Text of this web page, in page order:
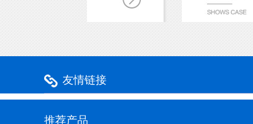
友情链接
推荐产品